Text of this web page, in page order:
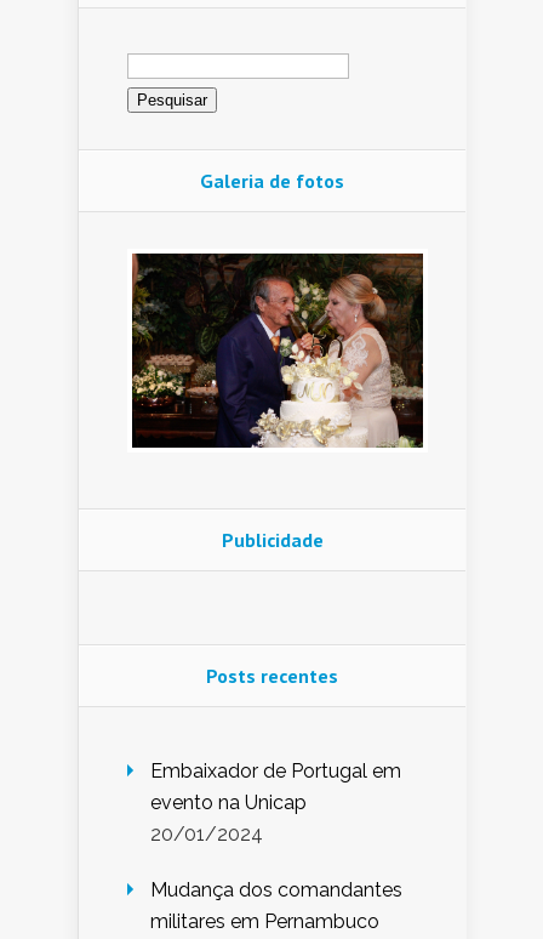
Pesquisar
por:
Galeria de fotos
Publicidade
Posts recentes
Embaixador de Portugal em
evento na Unicap
20/01/2024
Mudança dos comandantes
militares em Pernambuco